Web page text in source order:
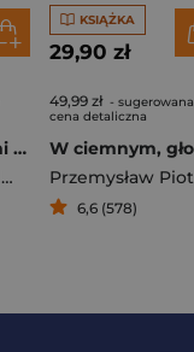
Ten pies odmieni ci życie
Elias Weiss Friedman
Ben Greenman
KSIĄŻKA
29,90 zł
49,99 zł - sugerowana
cena detaliczna
6,6 (578)